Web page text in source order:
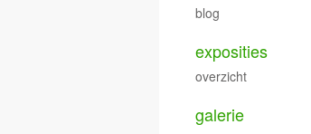
blog
exposities
overzicht
galerie